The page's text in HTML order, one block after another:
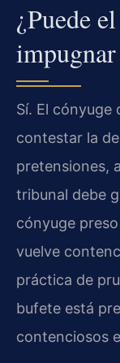
¿Puede
Sí. El cónyuge
contestar la
pretensiones,
tribunal debe
cónyuge
vuelve
práctica de
bufete está
contenciosos